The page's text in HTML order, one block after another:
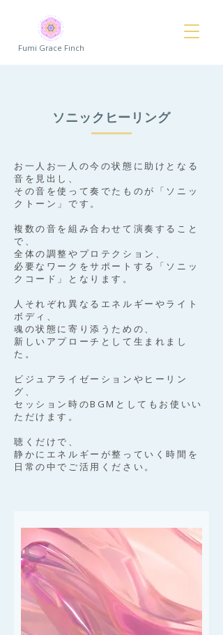
Fumi Grace Finch
ソニックヒーリング
お一人お一人の今の状態に助けとなる
音を見出し、
その音を使って奏でたものが「ソニッ
クトーン」です。
複数の音を組み合わせて演奏すること
で、
全体の調整やプロテクション、
必要なワークをサポートする「ソニッ
クコード」となります。
人それぞれ異なるエネルギーやライト
ボディ、
魂の状態に寄り添うための、
新しいアプローチとして生まれまし
た。
ビジュアライゼーションやヒーリン
グ、
セッション時のBGMとしてもお使いい
ただけます。
聴くだけで、
静かにエネルギーが整っていく時間を
日常の中でご活用ください。